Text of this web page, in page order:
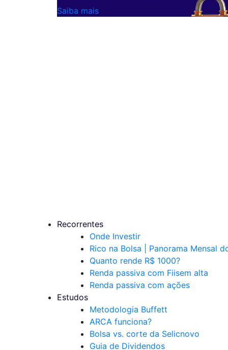
Saiba mais
Recorrentes
Onde Investir
Rico na Bolsa | Panorama Mensal
Quanto rende R$ 1000?
Renda passiva com Fiisem alta
Renda passiva com ações
Estudos
Metodologia Buffett
ARCA funciona?
Bolsa vs. corte da Selicnovo
Guia de Dividendos